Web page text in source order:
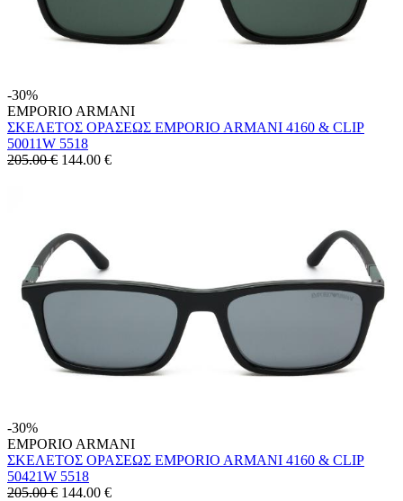
-30%
EMPORIO ARMANI
ΣΚΕΛΕΤΟΣ ΟΡΑΣΕΩΣ EMPORIO ARMANI 4160 & CLIP
50011W 5518
205.00 € 144.00 €
-30%
EMPORIO ARMANI
ΣΚΕΛΕΤΟΣ ΟΡΑΣΕΩΣ EMPORIO ARMANI 4160 & CLIP
50421W 5518
205.00 € 144.00 €